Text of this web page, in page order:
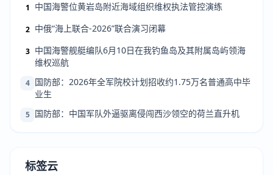
1 中国海警位黄岩岛附近海域组织维权执法管控演练
2 中俄“海上联合-2026”联合演习闭幕
3 中国海警舰艇编队6月10日在我钓鱼岛及其附属岛屿领海
维权巡航
4 国防部：2026年全军院校计划招收约1.75万名普通高中毕
业生
5 国防部：中国军队外逼驱离侵闯西沙领空的荷兰直升机
标签云